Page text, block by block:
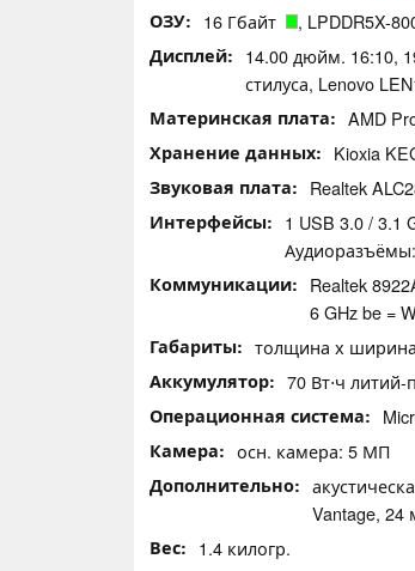
ОЗУ 16 Гбайт , LPDDR5X-
Дисплей
14.00 дюйм. 16:10,
стилуса, Lenovo
Материнская плата AMD
Хранение данных Kioxia
Звуковая плата Realtek
Интерфейсы
1 USB 3.0 / 3.1
Коммуникации
Realtek
6 GHz be =
Габариты толщина х
Аккумулятор 70 Вт⋅ч
Операционная система
Камера осн. камера: 5 МП
Дополнительно
Vantage, 24
Вес 1.4 килогр.